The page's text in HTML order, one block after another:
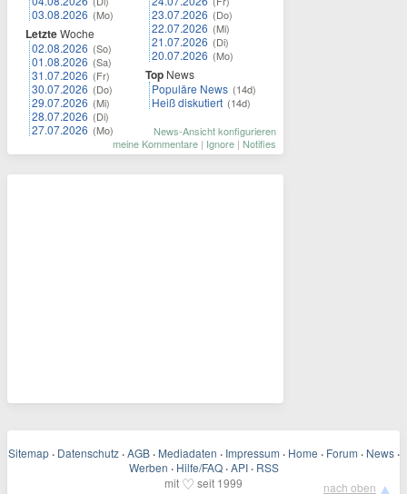
03.08.2026 (Mo)
LetzteWoche
02.08.2026 (So)
01.08.2026 (Sa)
31.07.2026 (Fr)
30.07.2026 (Do)
29.07.2026 (Mi)
28.07.2026 (Di)
27.07.2026 (Mo)
23.07.2026 (Do)
22.07.2026 (Mi)
21.07.2026 (Di)
20.07.2026 (Mo)
Top News
Populäre News (14d)
Heiß diskutiert (14d)
News-Ansicht konfigurieren
meine Kommentare | Ignore | Notifies
Sitemap · Datenschutz · AGB · Mediadaten · Impressum · Home · Forum · News ·
Werben · Hilfe/FAQ · API · RSS
mit ♡ seit 1999 nach oben ▲